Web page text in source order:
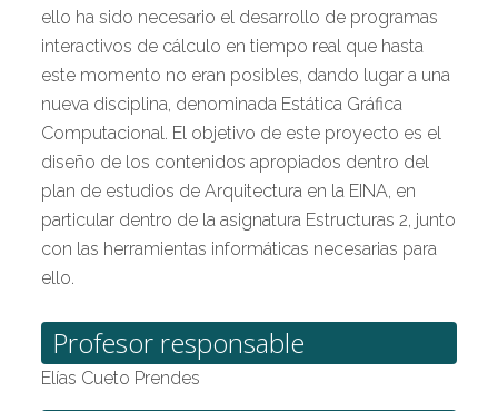
ello ha sido necesario el desarrollo de programas
interactivos de cálculo en tiempo real que hasta
este momento no eran posibles, dando lugar a una
nueva disciplina, denominada Estática Gráfica
Computacional. El objetivo de este proyecto es el
diseño de los contenidos apropiados dentro del
plan de estudios de Arquitectura en la EINA, en
particular dentro de la asignatura Estructuras 2, junto
con las herramientas informáticas necesarias para
ello.
Profesor responsable
Elías Cueto Prendes